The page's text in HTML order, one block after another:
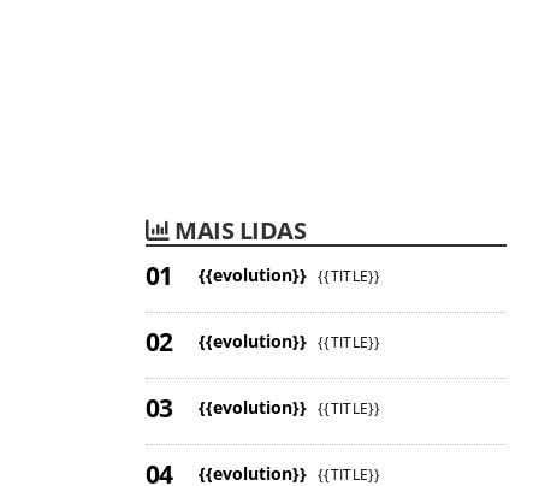
MAIS LIDAS
{{evolution}} {{TITLE}}
{{evolution}} {{TITLE}}
{{evolution}} {{TITLE}}
{{evolution}} {{TITLE}}